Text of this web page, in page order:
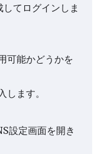
てログインしま
可能かどうかを
ます。
設定画面を開き